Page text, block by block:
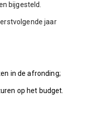
bijgesteld.
jaar
in de afronding;
op het budget.